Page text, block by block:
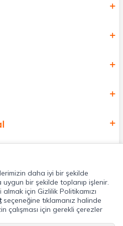
için bize katılın!
daha iyi bir şekilde
uygun bir şekilde toplanıp işlenir.
için Gizlilik Politikamızı
seçeneğine tıklamanız halinde
çalışması için gerekli çerezler